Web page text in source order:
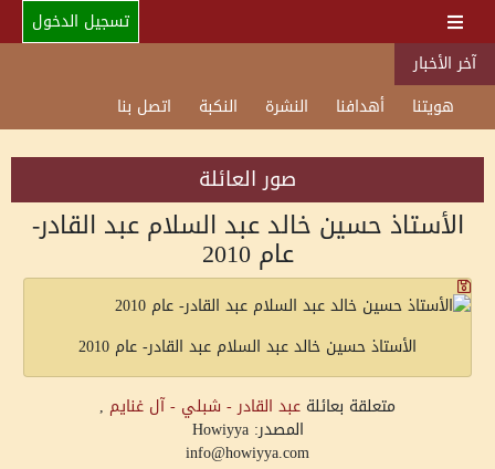
تسجيل الدخول
آخر الأخبار
هويتنا
أهدافنا النشرة النكبة اتصل بنا
صور العائلة
الأستاذ حسين خالد عبد السلام عبد القادر-
عام 2010
الأستاذ حسين خالد عبد السلام عبد القادر- عام 2010
متعلقة بعائلة عبد القادر - شبلي - آل غنايم ,
المصدر: Howiyya
info@howiyya.com